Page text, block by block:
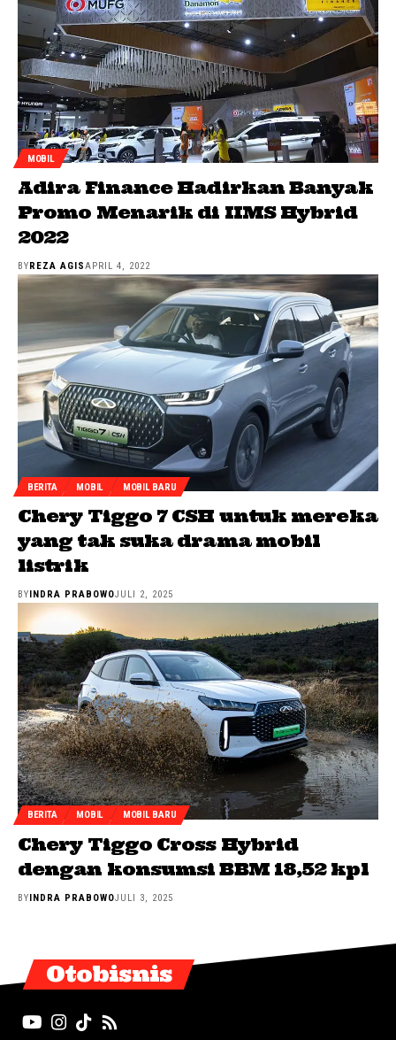
MOBIL
Adira Finance Hadirkan Banyak
Promo Menarik di IIMS Hybrid
2022
BY REZA AGISAPRIL 4, 2022
BERITA MOBIL MOBIL BARU
Chery Tiggo 7 CSH untuk mereka
yang tak suka drama mobil
listrik
BYINDRA PRABOWOJULI 2, 2025
BERITA MOBIL MOBIL BARU
Chery Tiggo Cross Hybrid
dengan konsumsi BBM 18,52 kpl
BYINDRA PRABOWOJULI 3, 2025
Otobisnis